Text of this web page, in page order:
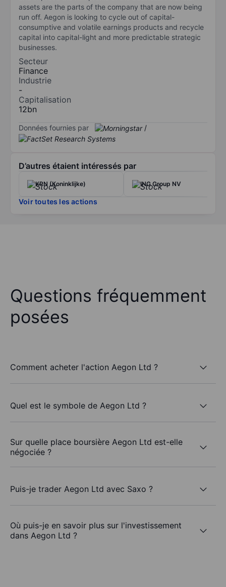
assets are the parts of the company that are now being
run off. Aegon is looking to cycle out of capital-
consumptive and volatile earnings products and recycle
capital into capital-light and more predictable strategic
businesses.
Secteur
Finance
Industrie
-
Capitalisation
12bn
Données fournies par /
D’autres étaient intéressés par
KPN (Koninklijke) ING Group NV
Voir toutes les actions
Questions fréquemment
posées
Comment acheter l'action Aegon Ltd ?
Quel est le symbole de Aegon Ltd ?
Sur quelle place boursière Aegon Ltd est-elle
négociée ?
Puis-je trader Aegon Ltd avec Saxo ?
Où puis-je en savoir plus sur l'investissement
dans Aegon Ltd ?